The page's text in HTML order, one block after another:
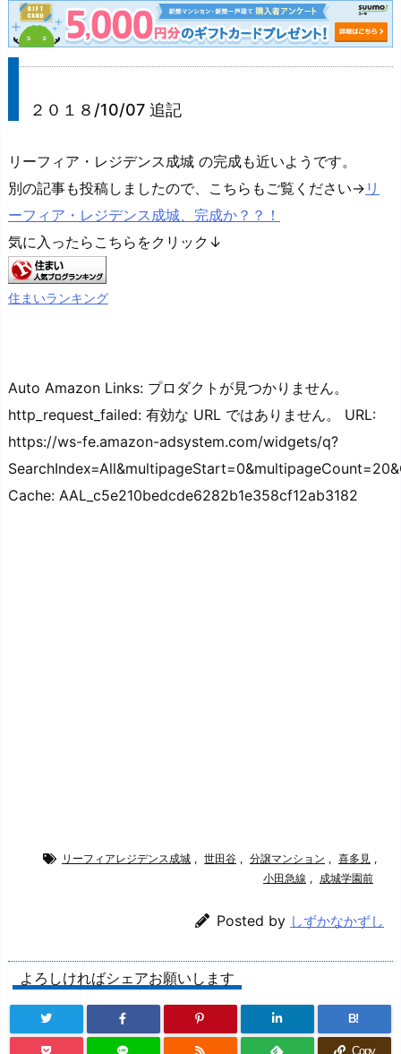
２０１８/10/07 追記
リーフィア・レジデンス成城 の完成も近いようです。
別の記事も投稿しましたので、こちらもご覧ください→ リ
ーフィア・レジデンス成城、完成か？？！
気に入ったらこちらをクリック↓
住まいランキング
Auto Amazon Links: プロダクトが見つかりません。
http_request_failed: 有効な URL ではありません。 URL:
https://ws-fe.amazon-adsystem.com/widgets/q?
Cache: AAL_c5e210bedcde6282b1e358cf12ab3182
リーフィアレジデンス成城 , 世田谷 , 分譲マンション , 喜多見 ,
小田急線 , 成城学園前
Posted by しずかなかずし
よろしければシェアお願いします
B!
Copy